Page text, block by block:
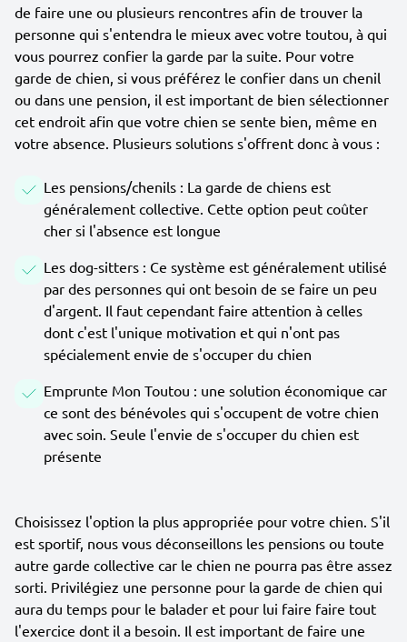
de faire une ou plusieurs rencontres afin de trouver la
personne qui s'entendra le mieux avec votre toutou, à qui
vous pourrez confier la garde par la suite. Pour votre
garde de chien, si vous préférez le confier dans un chenil
ou dans une pension, il est important de bien sélectionner
cet endroit afin que votre chien se sente bien, même en
votre absence. Plusieurs solutions s'offrent donc à vous :
Les pensions/chenils : La garde de chiens est
généralement collective. Cette option peut coûter
cher si l'absence est longue
Les dog-sitters : Ce système est généralement utilisé
par des personnes qui ont besoin de se faire un peu
d'argent. Il faut cependant faire attention à celles
dont c'est l'unique motivation et qui n'ont pas
spécialement envie de s'occuper du chien
Emprunte Mon Toutou : une solution économique car
ce sont des bénévoles qui s'occupent de votre chien
avec soin. Seule l'envie de s'occuper du chien est
présente
Choisissez l'option la plus appropriée pour votre chien. S'il
est sportif, nous vous déconseillons les pensions ou toute
autre garde collective car le chien ne pourra pas être assez
sorti. Privilégiez une personne pour la garde de chien qui
aura du temps pour le balader et pour lui faire faire tout
l'exercice dont il a besoin. Il est important de faire une